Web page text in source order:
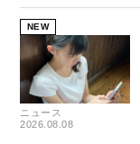
NEW
ニュース
2026.08.08